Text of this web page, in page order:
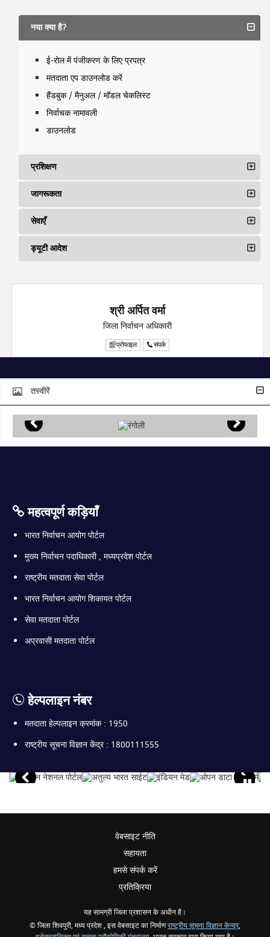
नया क्या है?
ई-रोल में पंजीकरण के लिए प्रपत्र
मतदाता एप डाउनलोड करें
हैंडबुक / मैनुअल / मॉडल चेकलिस्ट
निर्वाचक नामावली
डाउनलोड
प्रशिक्षण
जागरूकता
सेवाएँ
ड्यूटी आदेश
श्री अर्पित वर्मा
जिला निर्वाचन अधिकारी
प्रोफाइल संपर्क
तस्वीरें
महत्वपूर्ण कड़ियाँ
भारत निर्वाचन आयोग पोर्टल
मुख्य निर्वाचन पदाधिकारी , मध्यप्रदेश पोर्टल
राष्ट्रीय मतदाता सेवा पोर्टल
भारत निर्वाचन आयोग शिकायत पोर्टल
सेवा मतदाता पोर्टल
अप्रवासी मतदाता पोर्टल
हेल्पलाइन नंबर
मतदाता हेल्पलाइन क्रमांक : 1950
राष्ट्रीय सूचना विज्ञान केंद्र : 1800111555
वेबसाइट नीति
सहायता
हमसे संपर्क करें
प्रतिक्रिया
यह सामग्री जिला प्रशासन के अधीन है।
© जिला शिवपुरी, मध्य प्रदेश , इस वेबसाइट का निर्माणराष्ट्रीय सूचना विज्ञान केन्द्र,